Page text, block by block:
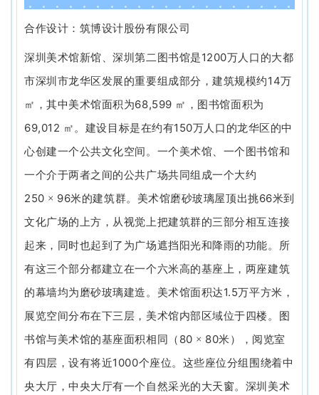
企业会员
广告投放
关于我们
联系我们
合作设计：筑博设计股份有限公司
深圳美术馆新馆、深圳第二图书馆是1200万人口的大都
市深圳市龙华区发展的重要组成部分，建筑规模约14万
㎡，其中美术馆面积为68,599 ㎡，图书馆面积为
69,012 ㎡。建设目标是在约有150万人口的龙华区的中
心创建一个公共文化空间。一个美术馆、一个图书馆和
一个介于两者之间的公共广场共同组成一个大约
250 × 96米的建筑群。美术馆磨砂玻璃屋顶出挑66米到
文化广场的上方，从视觉上把建筑群的三部分相互连接
起来，同时也起到了为广场遮挡阳光和降雨的功能。所
有这三个部分都建立在一个六米高的基座上，两座建筑
的幕墙均为磨砂玻璃建造。美术馆面积达1.5万平方米，
展览空间分布在下三层，美术馆内部区域位于四楼。图
书馆与美术馆的基座面积相同（ 80 × 80米），阅览室
有四层，设有将近1000个座位。这些座位分组围绕着中
央大厅，中央大厅有一个自然采光的大天窗。深圳美术